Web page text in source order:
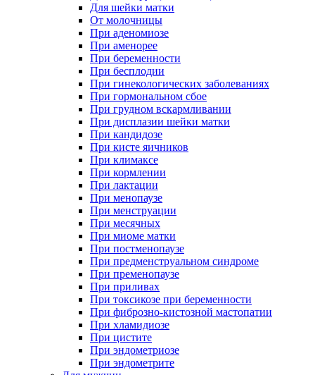
Для шейки матки
От молочницы
При аденомиозе
При аменорее
При беременности
При бесплодии
При гинекологических заболеваниях
При гормональном сбое
При грудном вскармливании
При дисплазии шейки матки
При кандидозе
При кисте яичников
При климаксе
При кормлении
При лактации
При менопаузе
При менструации
При месячных
При миоме матки
При постменопаузе
При предменструальном синдроме
При пременопаузе
При приливах
При токсикозе при беременности
При фиброзно-кистозной мастопатии
При хламидиозе
При цистите
При эндометриозе
При эндометрите